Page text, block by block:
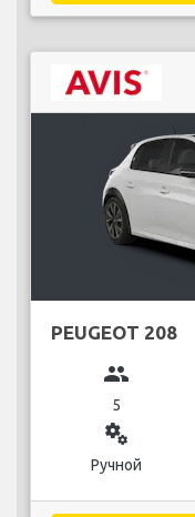
PEUGEOT 208
group
5
miscellaneous_services
Ручной